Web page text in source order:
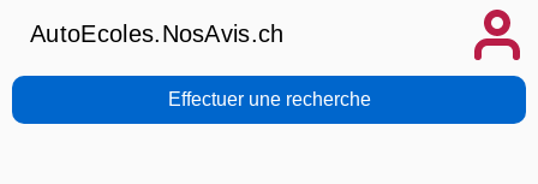
AutoEcoles.NosAvis.ch
Effectuer une recherche